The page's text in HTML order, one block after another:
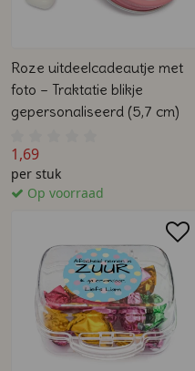
Roze uitdeelcadeautje met
foto – Traktatie blikje
gepersonaliseerd (5,7 cm)
1,69
per stuk
Op voorraad